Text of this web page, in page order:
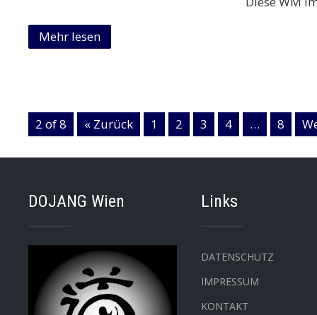
Mehr lesen
2 of 8 « Zurück 1 2 3 4 … 8
DOJANG Wien Links
DATENSCHUTZ
IMPRESSUM
KONTAKT